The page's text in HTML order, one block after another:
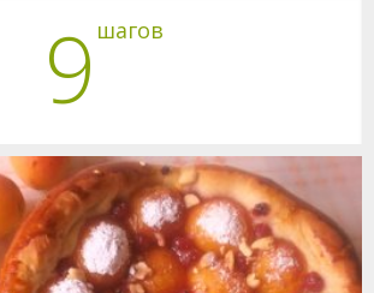
9 шагов